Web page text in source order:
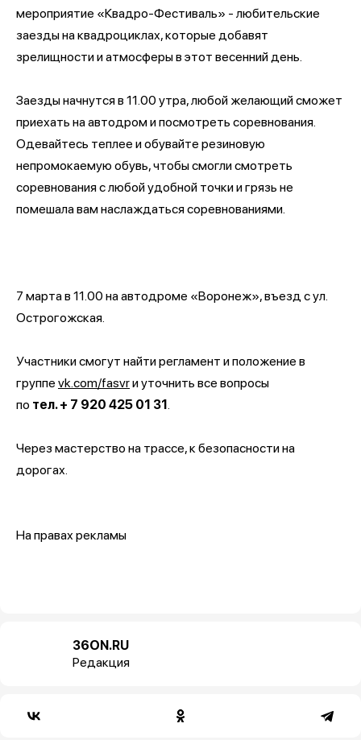
мероприятие «Квадро-Фестиваль» - любительские
заезды на квадроциклах, которые добавят
зрелищности и атмосферы в этот весенний день.
Заезды начнутся в 11.00 утра, любой желающий сможет
приехать на автодром и посмотреть соревнования.
Одевайтесь теплее и обувайте резиновую
непромокаемую обувь, чтобы смогли смотреть
соревнования с любой удобной точки и грязь не
помешала вам наслаждаться соревнованиями.
7 марта в 11.00 на автодроме «Воронеж», въезд с ул.
Острогожская.
Участники смогут найти регламент и положение в
группе vk.com/fasvrи уточнить все вопросы
по тел. + 7 920 425 01 31
Через мастерство на трассе, к безопасности на
дорогах.
На правах рекламы
36ON.RU
Редакция